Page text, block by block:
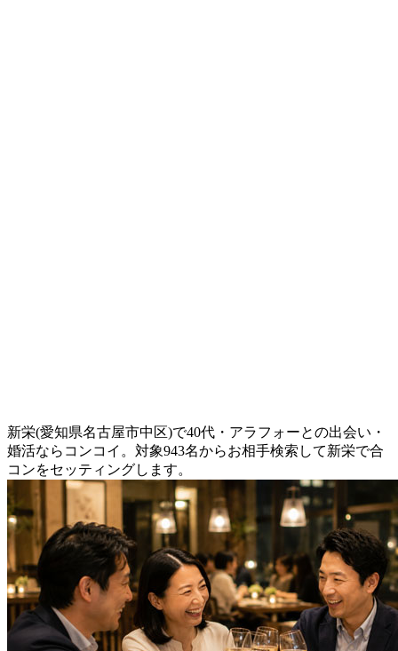
新栄(愛知県名古屋市中区)で40代・アラフォーとの出会い・
婚活ならコンコイ。対象943名からお相手検索して新栄で合
コンをセッティングします。